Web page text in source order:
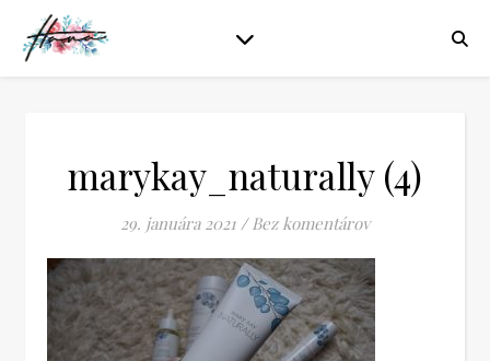
marykay_naturally (4)
29. januára 2021 / Bez komentárov